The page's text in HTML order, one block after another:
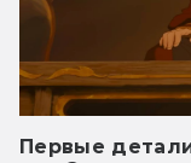
Первые